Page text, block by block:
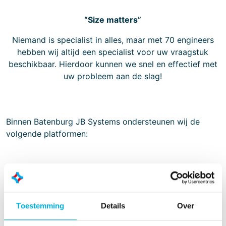
Toestemming Details Over
“Size matters”
Niemand is specialist in alles, maar met 70 engineers
hebben wij altijd een specialist voor uw vraagstuk
beschikbaar. Hierdoor kunnen we snel en effectief met
uw probleem aan de slag!
Binnen Batenburg JB Systems ondersteunen wij de
volgende platformen:
PLC systemen
Siemens S7
Siemens PCS7
Siemens Motion